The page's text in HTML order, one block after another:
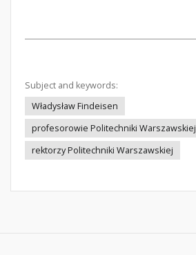
Subject and keywords:
Władysław Findeisen
profesorowie Politechniki Warszawskiej
rektorzy Politechniki Warszawskiej